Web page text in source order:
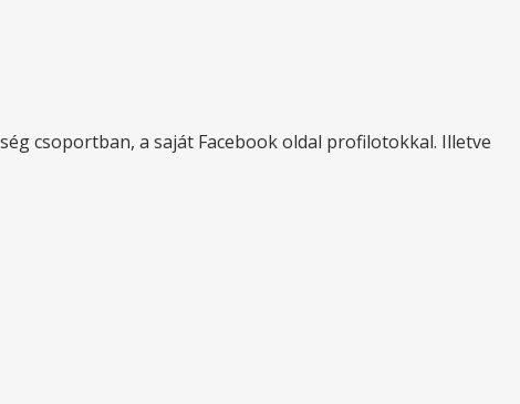
csoportban, a saját Facebook oldal profilotokkal. Illetve